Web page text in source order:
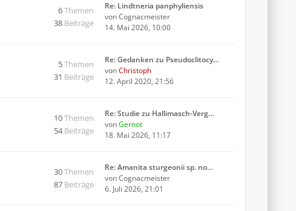
6Themen
38 Beiträge
Re: Lindtneria panphyliensis
vonCognacmeister
14. Mai 2026, 10:00
5Themen
31 Beiträge
Re: Gedanken zu Pseudoclitocy…
vonChristoph
12. April 2020, 21:56
10Themen
54Beiträge
Re: Studie zu Hallimasch-Verg…
vonGernot
18. Mai 2026, 11:17
30Themen
87 Beiträge
Re: Amanita sturgeonii sp. no…
vonCognacmeister
6. Juli 2026, 21:01